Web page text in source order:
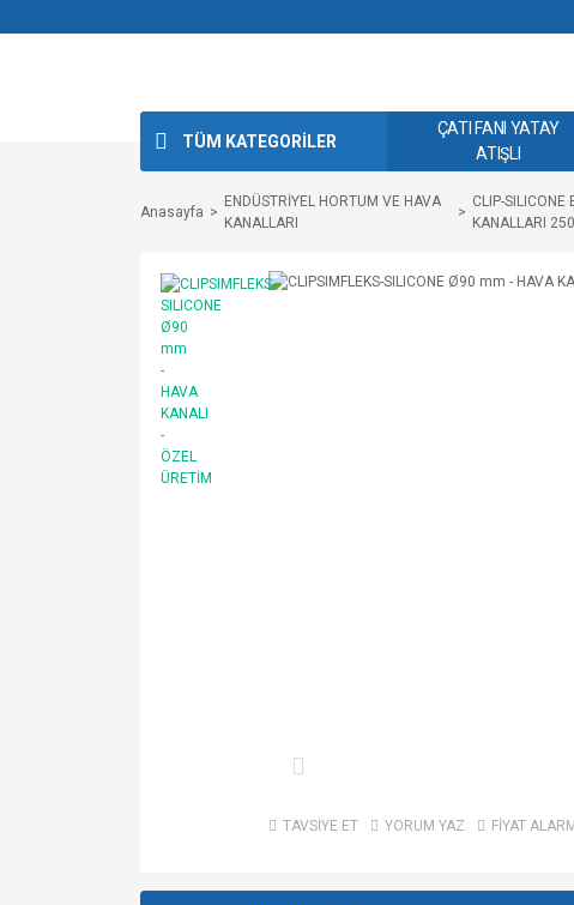
TÜM KATEGORİLER
ÇATI FANI YATAY
ATIŞLI
Anasayfa
ENDÜSTRİYEL HORTUM VE HAVA
KANALLARI
CLIP-SILICONE
KANALLARI
TAVSİYE ET YORUM YAZ FİYAT ALARMI